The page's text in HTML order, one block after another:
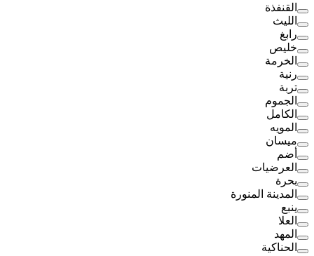
القنفذة
الليث
رابغ
خليص
الخرمة
رنية
تربة
الجموم
الكامل
المويه
ميسان
أضم
العرضيات
بحرة
المدينة المنورة
ينبع
العلا
المهد
الحناكية